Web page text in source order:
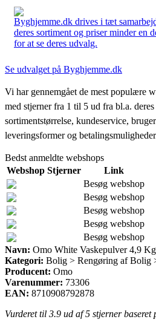
Byghjemme.dk drives i tæt
deres sortiment og priser minder en
for at se deres udvalg.
Se udvalget på Byghjemme.dk
Vi har gennemgået de mest populære
med stjerner fra 1 til 5 ud fra bl.a.
sortimentstørrelse, kundeservice,
leveringsformer og
Bedst anmeldte webshops
Webshop Stjerner
Link
Besøg webshop
Besøg webshop
Besøg webshop
Besøg webshop
Besøg webshop
Navn: Omo White Vaskepulver 4,9 Kg
Kategori: Bolig > Rengøring af Bolig
Producent: Omo
Varenummer: 73306
EAN: 8710908792878
Vurderet til 3.9 ud af 5 stjerner baseret